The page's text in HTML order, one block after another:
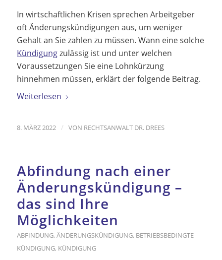
In wirtschaftlichen Krisen sprechen Arbeitgeber
oft Änderungskündigungen aus, um weniger
Gehalt an Sie zahlen zu müssen. Wann eine solche
Kündigungzulässig ist und unter welchen
Voraussetzungen Sie eine Lohnkürzung
hinnehmen müssen, erklärt der folgende Beitrag.
Weiterlesen
8. MÄRZ 2022 / VON RECHTSANWALT DR. DREES
Abfindung nach einer
Änderungskündigung –
das sind Ihre
Möglichkeiten
ABFINDUNG, ÄNDERUNGSKÜNDIGUNG, BETRIEBSBEDINGTE
KÜNDIGUNG, KÜNDIGUNG